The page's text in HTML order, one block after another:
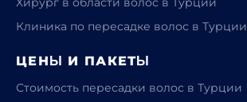
Клиника по пересадке волос в Турции
ЦЕНЫ И ПАКЕТЫ
Стоимость пересадки волос в Турции